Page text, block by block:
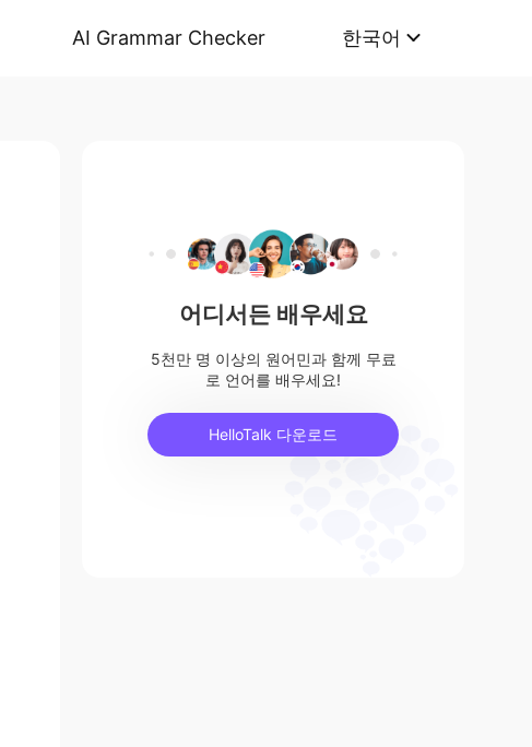
AI Grammar Checker 한국어
어디서든 배우세요
5천만 명 이상의 원어민과 함께 무료
로 언어를 배우세요!
HelloTalk 다운로드